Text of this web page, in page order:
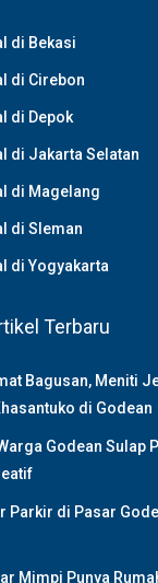
di Bekasi
di Cirebon
di Depok
di Jakarta Selatan
di Magelang
di Sleman
di Yogyakarta
Terbaru
Bagusan, Meniti
di Godean
Godean Sulap
Parkir di Pasar
Mimpi Punya